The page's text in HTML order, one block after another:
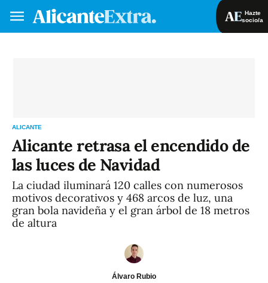
Hazte
socio/a
ALICANTE
Alicante retrasa el encendido de
las luces de Navidad
La ciudad iluminará 120 calles con numerosos
motivos decorativos y 468 arcos de luz, una
gran bola navideña y el gran árbol de 18 metros
de altura
Álvaro Rubio